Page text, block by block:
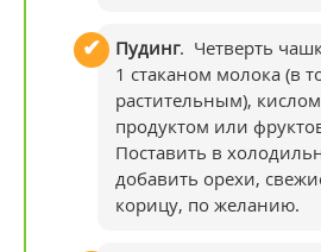
Пудинг. Четверть
1 стаканом молока (в
растительным),
продуктом или
Поставить в
добавить орехи,
корицу, по желанию.